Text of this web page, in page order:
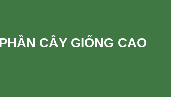
CÂY GIỐNG CAO